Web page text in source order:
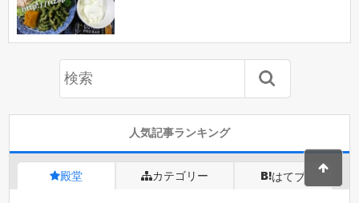
人気記事ランキング
殿堂 カテゴリー はてブ